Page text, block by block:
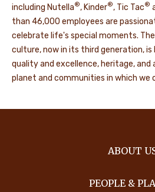
including Nutella®, Kinder®, Tic Tac®
than 46,000 employees are
celebrate life's special moments. The
culture, now in its third generation,
quality and excellence, heritage,
planet and communities in which we
ABOUT
PEOPLE &